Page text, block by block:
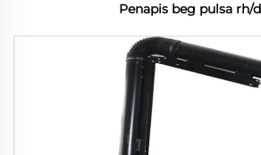
Penapis beg pulsa rh/